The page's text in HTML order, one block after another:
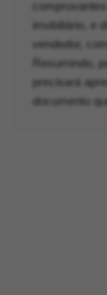
imobiliário, e
vendedor,
Resumindo,
precisará
documento